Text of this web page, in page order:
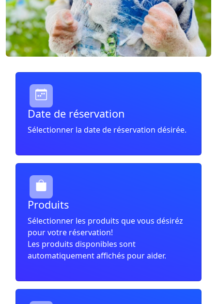
Date de réservation
Sélectionner la date de réservation désirée.
Produits
Sélectionner les produits que vous désiréz
pour votre réservation!
Les produits disponibles sont
automatiquement affichés pour aider.